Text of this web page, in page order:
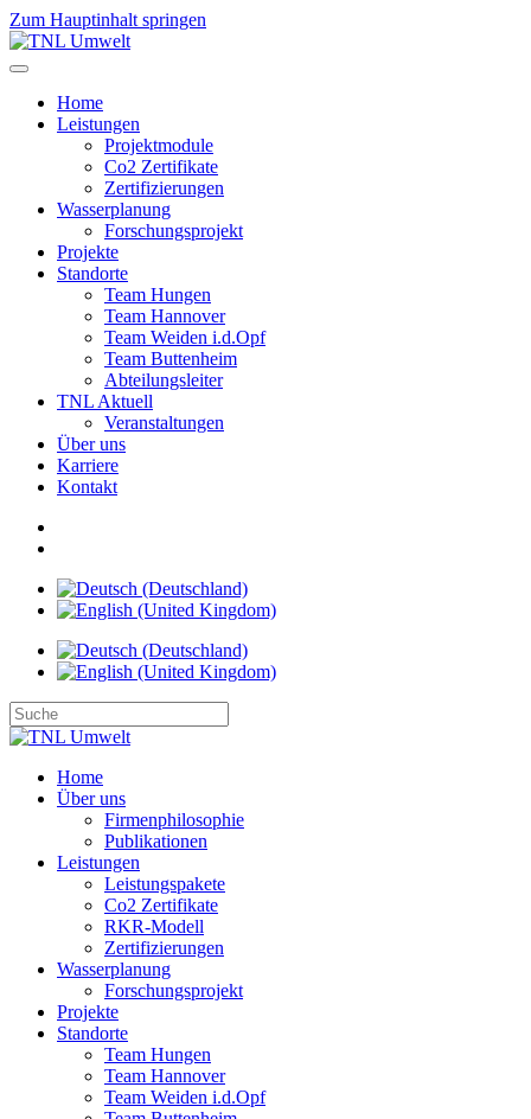
Zum Hauptinhalt springen
Home
Leistungen
Projektmodule
Co2 Zertifikate
Zertifizierungen
Wasserplanung
Forschungsprojekt
Projekte
Standorte
Team Hungen
Team Hannover
Team Weiden i.d.Opf
Team Buttenheim
Abteilungsleiter
TNL Aktuell
Veranstaltungen
Über uns
Karriere
Kontakt
Home
Über uns
Firmenphilosophie
Publikationen
Leistungen
Leistungspakete
Co2 Zertifikate
RKR-Modell
Zertifizierungen
Wasserplanung
Forschungsprojekt
Projekte
Standorte
Team Hungen
Team Hannover
Team Weiden i.d.Opf